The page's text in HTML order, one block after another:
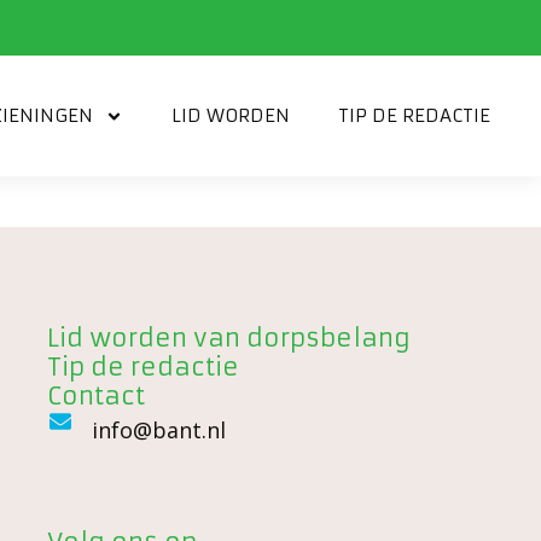
LID WORDEN TIP DE REDACTIE
Lid worden van dorpsbelang
Tip de redactie
Contact
info@bant.nl